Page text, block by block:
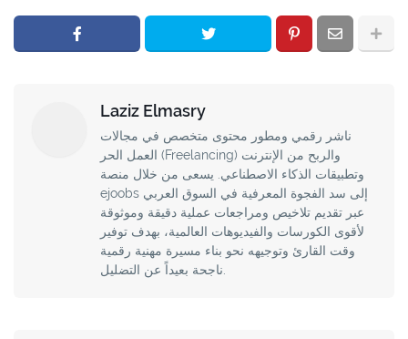
Laziz Elmasry
ناشر رقمي ومطور محتوى متخصص في مجالات
العمل الحر (Freelancing) والربح من الإنترنت
وتطبيقات الذكاء الاصطناعي. يسعى من خلال منصة
ejoobs إلى سد الفجوة المعرفية في السوق العربي
عبر تقديم تلاخيص ومراجعات عملية دقيقة وموثوقة
لأقوى الكورسات والفيديوهات العالمية، بهدف توفير
وقت القارئ وتوجيهه نحو بناء مسيرة مهنية رقمية